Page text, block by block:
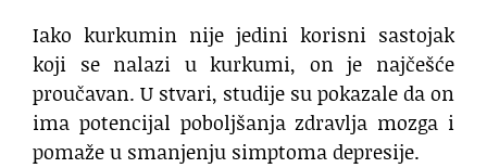
Iako kurkumin nije jedini korisni sastojak
koji se nalazi u kurkumi, on je najčešće
proučavan. U stvari, studije su pokazale da on
ima potencijal poboljšanja zdravlja mozga i
pomaže u smanjenju simptoma depresije.